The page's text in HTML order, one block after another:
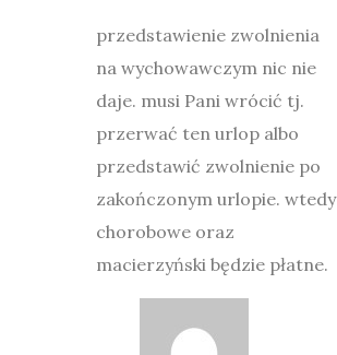
przedstawienie zwolnienia
na wychowawczym nic nie
daje. musi Pani wrócić tj.
przerwać ten urlop albo
przedstawić zwolnienie po
zakończonym urlopie. wtedy
chorobowe oraz
macierzyński będzie płatne.